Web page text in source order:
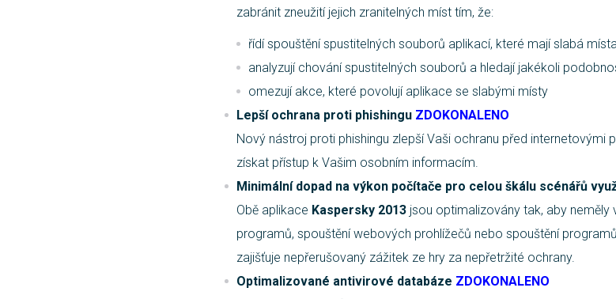
zabránit zneužití jejich zranitelných míst tím, že:
řídí spouštění spustitelných souborů aplikací, které mají slabá
analyzují chování spustitelných souborů a hledají jakékoli
omezují akce, které povolují aplikace se slabými místy
Lepší ochrana proti phishingu ZDOKONALENO
Nový nástroj proti phishingu zlepší Vaši ochranu před internetovými
získat přístup k Vašim osobním informacím.
Minimální dopad na výkon počítače pro celou škálu scénářů
Obě aplikace Kaspersky 2013 jsou optimalizovány tak, aby neměly
programů, spouštění webových prohlížečů nebo spouštění
zajišťuje nepřerušovaný zážitek ze hry za nepřetržité ochrany.
Optimalizované antivirové databáze ZDOKONALENO